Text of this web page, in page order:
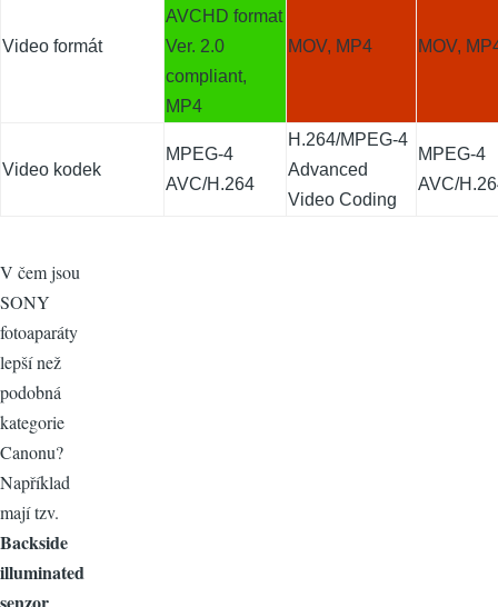
Video formát
AVCHD format
Ver. 2.0
compliant,
MP4
MOV, MP4 MOV,
Video kodek
MPEG-4
AVC/H.264
H.264/MPEG-4
Advanced
Video Coding
MPEG-4
AVC/
V čem jsou
SONY
fotoaparáty
lepší než
podobná
kategorie
Canonu?
Například
mají tzv.
Backside
illuminated